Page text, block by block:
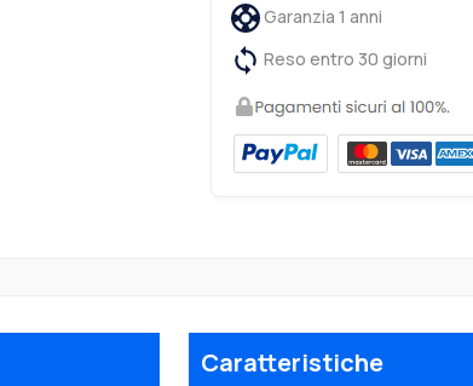
Garanzia 1 anni
Reso entro 30 giorni
Caratteristiche